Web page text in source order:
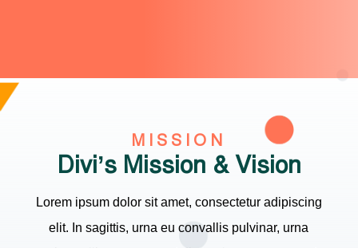
MISSION
Divi’s Mission & Vision
Lorem ipsum dolor sit amet, consectetur adipiscing
elit. In sagittis, urna eu convallis pulvinar, urna